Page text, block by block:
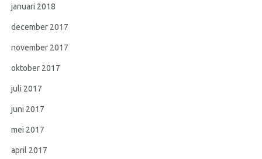
januari 2018
december 2017
november 2017
oktober 2017
juli 2017
juni 2017
mei 2017
april 2017